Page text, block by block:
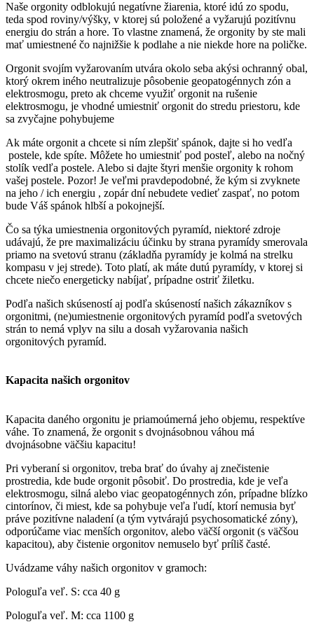
Naše orgonity odblokujú negatívne žiarenia, ktoré idú zo spodu,
teda spod roviny/výšky, v ktorej sú položené a vyžarujú pozitívnu
energiu do strán a hore. To vlastne znamená, že orgonity by ste mali
mať umiestnené čo najnižšie k podlahe a nie niekde hore na poličke.
Orgonit svojím vyžarovaním utvára okolo seba akýsi ochranný obal,
ktorý okrem iného neutralizuje pôsobenie geopatogénnych zón a
elektrosmogu, preto ak chceme využiť orgonit na rušenie
elektrosmogu, je vhodné umiestniť orgonit do stredu priestoru, kde
sa zvyčajne pohybujeme
Ak máte orgonit a chcete si ním zlepšiť spánok, dajte si ho vedľa
postele, kde spíte. Môžete ho umiestniť pod posteľ, alebo na nočný
stolík vedľa postele. Alebo si dajte štyri menšie orgonity k rohom
vašej postele. Pozor! Je veľmi pravdepodobné, že kým si zvyknete
na jeho / ich energiu , zopár dní nebudete vedieť zaspať, no potom
bude Váš spánok hlbší a pokojnejší.
Čo sa týka umiestnenia orgonitových pyramíd, niektoré zdroje
udávajú, že pre maximalizáciu účinku by strana pyramídy smerovala
priamo na svetovú stranu (základňa pyramídy je kolmá na strelku
kompasu v jej strede). Toto platí, ak máte dutú pyramídy, v ktorej si
chcete niečo energeticky nabíjať, prípadne ostriť žiletku.
Podľa našich skúseností aj podľa skúseností našich zákazníkov s
orgonitmi, (ne)umiestnenie orgonitových pyramíd podľa svetových
strán to nemá vplyv na silu a dosah vyžarovania našich
orgonitových pyramíd.
Kapacita našich orgonitov
Kapacita daného orgonitu je priamoúmerná jeho objemu, respektíve
váhe. To znamená, že orgonit s dvojnásobnou váhou má
dvojnásobne väčšiu kapacitu!
Pri vyberaní si orgonitov, treba brať do úvahy aj znečistenie
prostredia, kde bude orgonit pôsobiť. Do prostredia, kde je veľa
elektrosmogu, silná alebo viac geopatogénnych zón, prípadne blízko
cintorínov, či miest, kde sa pohybuje veľa ľudí, ktorí nemusia byť
práve pozitívne naladení (a tým vytvárajú psychosomatické zóny),
odporúčame viac menších orgonitov, alebo väčší orgonit (s väčšou
kapacitou), aby čistenie orgonitov nemuselo byť príliš časté.
Uvádzame váhy našich orgonitov v gramoch:
Pologuľa veľ. S: cca 40 g
Pologuľa veľ. M: cca 1100 g